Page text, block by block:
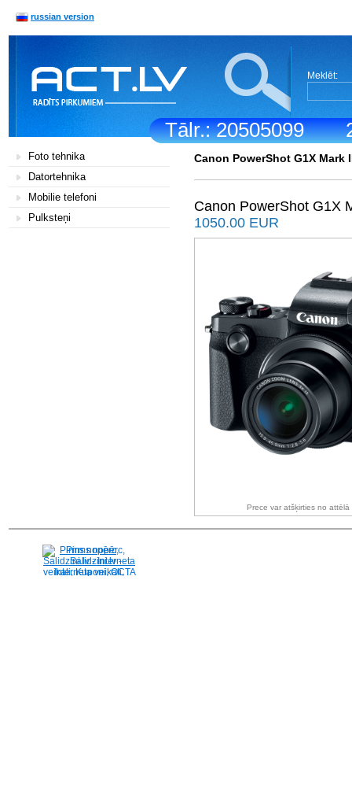
Tālr.: 20505099
russian version
Meklēt:
Foto tehnika
Datortehnika
Mobilie telefoni
Pulksteņi
Canon PowerShot G1X Mark
Canon PowerShot G1X
1050.00 EUR
Prece var atšķirties no attēlā
Pirms nopērc,
Salidzini.lv - Interneta
veikali, Kuponi, OCTA